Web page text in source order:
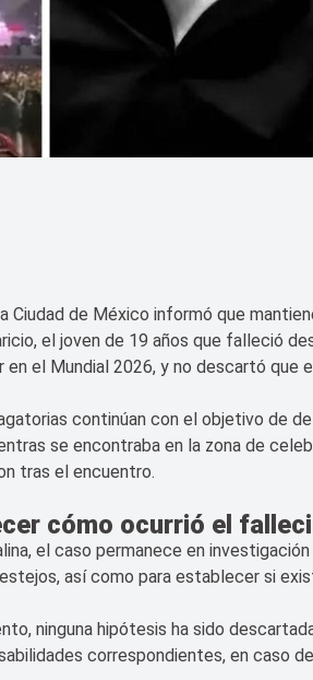
Ciudad de México informó que
el joven de 19 años que falleció
el Mundial 2026, y no descartó que
continúan con el objetivo de
se encontraba en la zona de
tras el encuentro.
cómo ocurrió el
el caso permanece en
así como para establecer si
ninguna hipótesis ha sido
correspondientes, en caso